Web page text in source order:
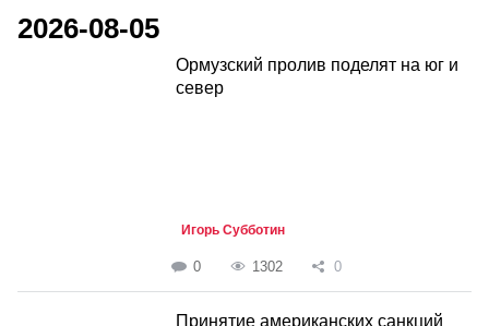
2026-08-05
Ормузский пролив поделят на юг и
север
Игорь Субботин
0 1302 0
Принятие американских санкций